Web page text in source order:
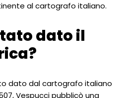
al cartografo italiano.
dato il
dato dal cartografo italiano
Vespucci pubblicò una